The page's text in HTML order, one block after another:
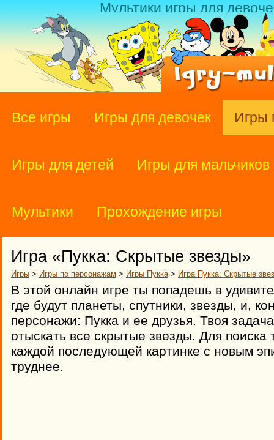
Мультики игры для
Все игры Игры для девочек Игры
Игры для детей Игры для мальчиков
Мультики Прохождение игры
Игра «Пукка: Скрытые звезды»
Игры > Игры по персонажам > Игры Пукка> Игра Пукка: Скрытые
В этой онлайн игре ты попадешь в
где будут планеты, спутники, звезды, и,
персонажи: Пукка и ее друзья. Твоя
отыскать все скрытые звезды. Для поиска
каждой последующей картинке с новым
труднее.